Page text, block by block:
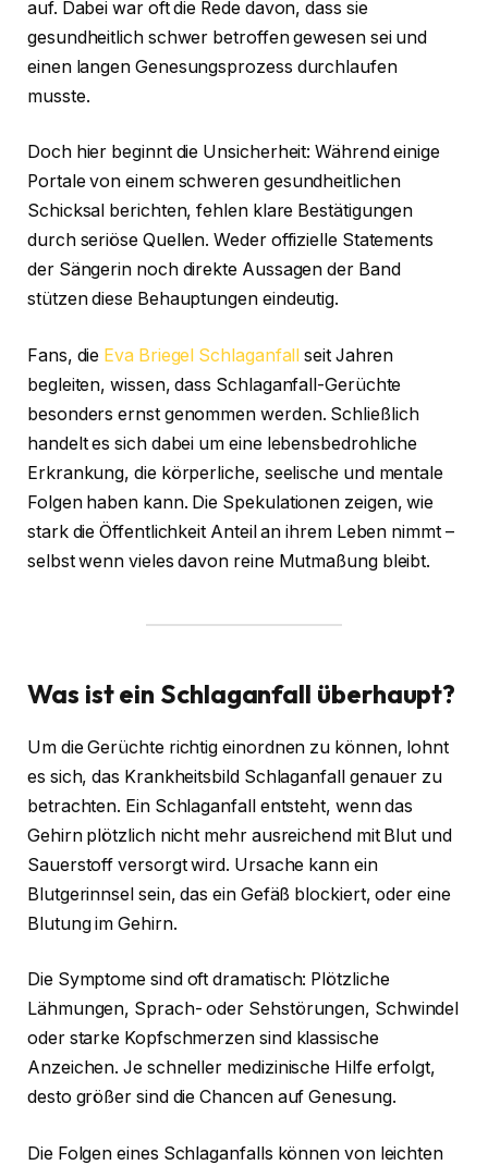
auf. Dabei war oft die Rede davon, dass sie
gesundheitlich schwer betroffen gewesen sei und
einen langen Genesungsprozess durchlaufen
musste.
Doch hier beginnt die Unsicherheit: Während einige
Portale von einem schweren gesundheitlichen
Schicksal berichten, fehlen klare Bestätigungen
durch seriöse Quellen. Weder offizielle Statements
der Sängerin noch direkte Aussagen der Band
stützen diese Behauptungen eindeutig.
Fans, die Eva Briegel Schlaganfall seit Jahren
begleiten, wissen, dass Schlaganfall-Gerüchte
besonders ernst genommen werden. Schließlich
handelt es sich dabei um eine lebensbedrohliche
Erkrankung, die körperliche, seelische und mentale
Folgen haben kann. Die Spekulationen zeigen, wie
stark die Öffentlichkeit Anteil an ihrem Leben nimmt –
selbst wenn vieles davon reine Mutmaßung bleibt.
Was ist ein Schlaganfall überhaupt?
Um die Gerüchte richtig einordnen zu können, lohnt
es sich, das Krankheitsbild Schlaganfall genauer zu
betrachten. Ein Schlaganfall entsteht, wenn das
Gehirn plötzlich nicht mehr ausreichend mit Blut und
Sauerstoff versorgt wird. Ursache kann ein
Blutgerinnsel sein, das ein Gefäß blockiert, oder eine
Blutung im Gehirn.
Die Symptome sind oft dramatisch: Plötzliche
Lähmungen, Sprach- oder Sehstörungen, Schwindel
oder starke Kopfschmerzen sind klassische
Anzeichen. Je schneller medizinische Hilfe erfolgt,
desto größer sind die Chancen auf Genesung.
Die Folgen eines Schlaganfalls können von leichten